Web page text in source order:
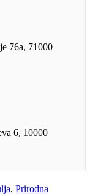
76a, 71000
6, 10000
, Prirodna